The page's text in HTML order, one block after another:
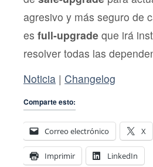
agresivo y más seguro de
es full-upgrade que irá
resolver todas las
Noticia | Changelog
Comparte esto:
Correo electrónico X
Imprimir LinkedIn